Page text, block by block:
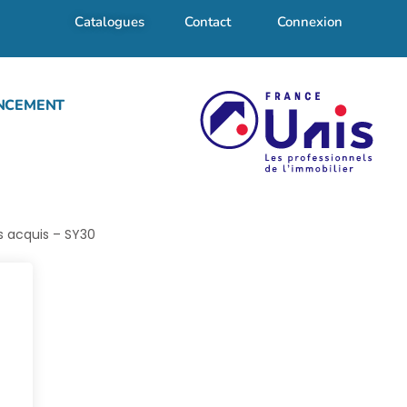
Catalogues Contact Connexion
acquis – SY30